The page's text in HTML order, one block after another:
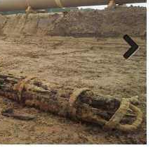
Next